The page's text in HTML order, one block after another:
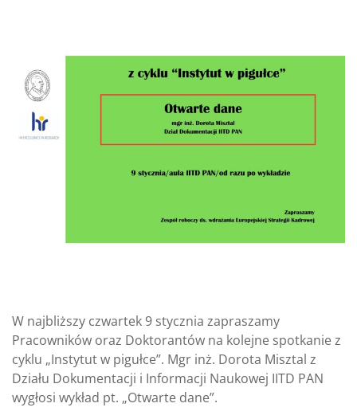
W najbliższy czwartek 9 stycznia zapraszamy
Pracowników oraz Doktorantów na kolejne spotkanie z
cyklu „Instytut w pigułce”. Mgr inż. Dorota Misztal z
Działu Dokumentacji i Informacji Naukowej IITD PAN
wygłosi wykład pt. „Otwarte dane”.